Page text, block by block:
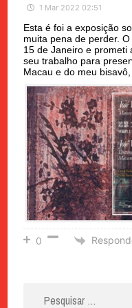
1 Mar 2022 02:51
Esta é foi a exposição
muita pena de perder.
15 de Janeiro e prometi
seu trabalho para
Macau e do meu
0